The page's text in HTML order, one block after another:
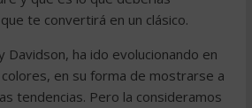
te convertirá en un clásico.
Davidson, ha ido evolucionando en
en su forma de mostrarse a
tendencias. Pero la consideramos